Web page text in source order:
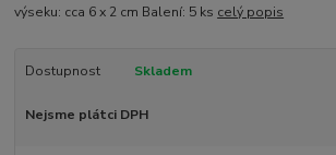
výseku: cca 6 x 2 cm Balení: 5 ks celý popis
Dostupnost Skladem
Nejsme plátci DPH